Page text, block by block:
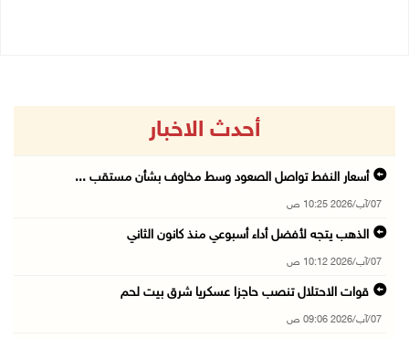
أحدث الاخبار
أسعار النفط تواصل الصعود وسط مخاوف بشأن مستقب ...
07/آب/2026 10:25 ص
الذهب يتجه لأفضل أداء أسبوعي منذ كانون الثاني
07/آب/2026 10:12 ص
قوات الاحتلال تنصب حاجزا عسكريا شرق بيت لحم
07/آب/2026 09:06 ص